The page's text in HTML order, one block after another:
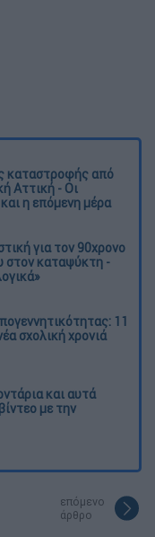
καταστροφής από
Αττική - Οι
η επόμενη μέρα
για τον 90χρονο
στον καταψύκτη -
11
σχολική χρονιά
και αυτά
με την
επόμενο
άρθρο